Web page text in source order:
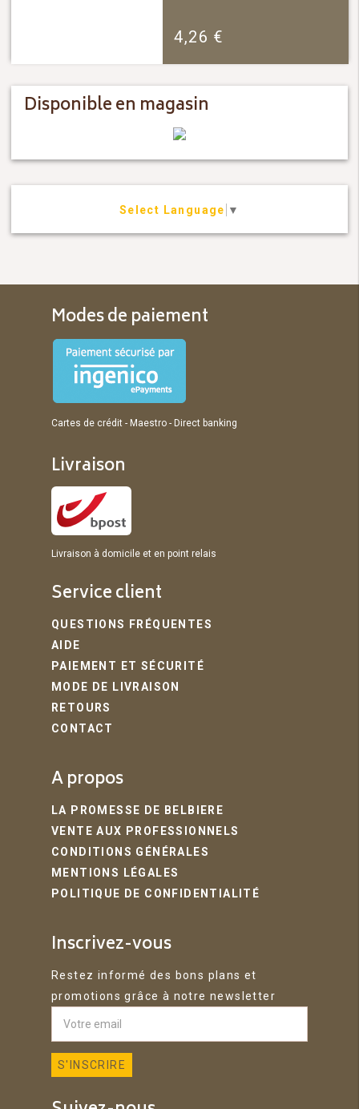
4,26 €
Disponible en magasin
Select Language ▼
Modes de paiement
Cartes de crédit - Maestro - Direct banking
Livraison
Livraison à domicile et en point relais
Service client
QUESTIONS FRÉQUENTES
AIDE
PAIEMENT ET SÉCURITÉ
MODE DE LIVRAISON
RETOURS
CONTACT
A propos
LA PROMESSE DE BELBIERE
VENTE AUX PROFESSIONNELS
CONDITIONS GÉNÉRALES
MENTIONS LÉGALES
POLITIQUE DE CONFIDENTIALITÉ
Inscrivez-vous
Restez informé des bons plans et
promotions grâce à notre newsletter